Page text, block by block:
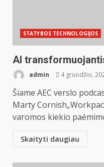
STATYBOS TECHNOLOGIJOS
AI
admin 4 gruodžio,
Šiame AEC verslo
Marty
varomos kiekio
Skaityti daugiau